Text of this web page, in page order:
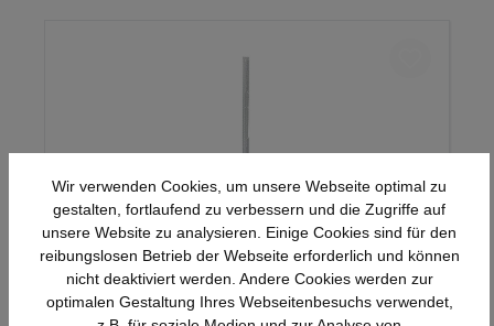
Wandschiene lichtgrau Serie 70-BV
Wir verwenden Cookies, um unsere Webseite optimal zu
gestalten, fortlaufend zu verbessern und die Zugriffe auf
unsere Website zu analysieren. Einige Cookies sind für den
reibungslosen Betrieb der Webseite erforderlich und können
nicht deaktiviert werden. Andere Cookies werden zur
optimalen Gestaltung Ihres Webseitenbesuchs verwendet,